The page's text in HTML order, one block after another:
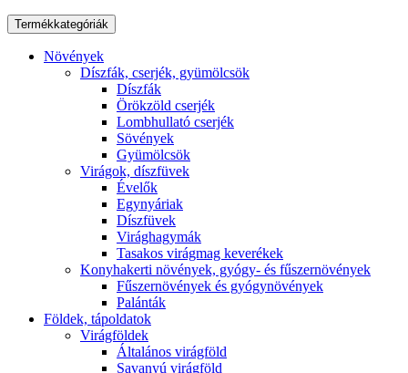
Termékkategóriák
Növények
Díszfák, cserjék, gyümölcsök
Díszfák
Örökzöld cserjék
Lombhullató cserjék
Sövények
Gyümölcsök
Virágok, díszfüvek
Évelők
Egynyáriak
Díszfüvek
Virághagymák
Tasakos virágmag keverékek
Konyhakerti növények, gyógy- és fűszernövények
Fűszernövények és gyógynövények
Palánták
Földek, tápoldatok
Virágföldek
Általános virágföld
Savanyú virágföld